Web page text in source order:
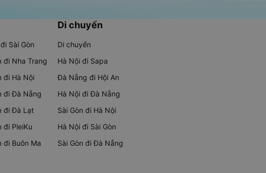
Sài Gòn
đi Nha Trang
đi Hà Nội
đi Đà Nẵng
đi Đà Lạt
đi PleiKu
đi Buôn Ma
Di chuyển
Di chuyển
Hà Nội đi Sapa
Đà Nẵng đi Hội An
Hà Nội đi Đà Nẵng
Sài Gòn đi Hà Nội
Hà Nội đi Sài Gòn
Sài Gòn đi Đà Nẵng